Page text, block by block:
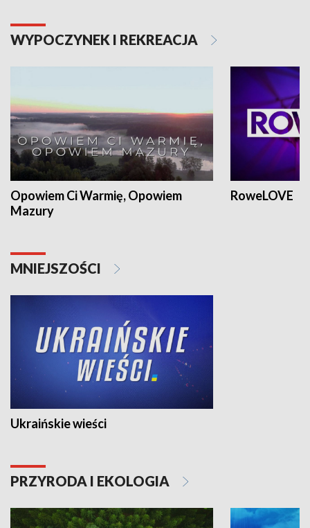
WYPOCZYNEK I REKREACJA
Opowiem Ci Warmię, Opowiem
Mazury
RoweLOVE
MNIEJSZOŚCI
Ukraińskie wieści
PRZYRODA I EKOLOGIA